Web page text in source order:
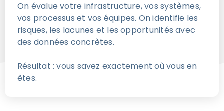
On évalue votre infrastructure, vos systèmes,
vos processus et vos équipes. On identifie les
risques, les lacunes et les opportunités avec
des données concrètes.
Résultat : vous savez exactement où vous en
êtes.